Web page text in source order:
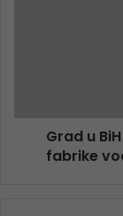
Grad u
fabrike